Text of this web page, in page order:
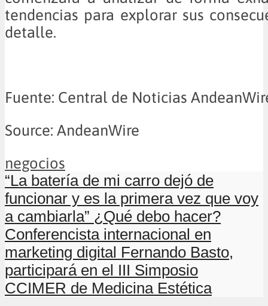
tendencias para explorar sus
detalle.
Fuente: Central de Noticias
Source: AndeanWire
negocios
“La batería de mi carro dejó de
funcionar y es la primera vez que voy
a cambiarla” ¿Qué debo hacer?
Conferencista internacional en
marketing digital Fernando Basto,
participará en el III Simposio
CCIMER de Medicina Estética